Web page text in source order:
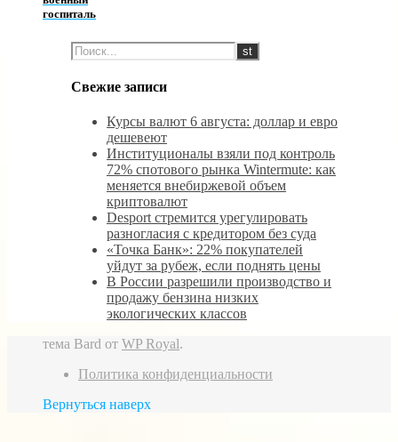
госпиталь
Свежие записи
Курсы валют 6 августа: доллар и евро
дешевеют
Институционалы взяли под контроль
72% спотового рынка Wintermute: как
меняется внебиржевой объем
криптовалют
Desport стремится урегулировать
разногласия с кредитором без суда
«Точка Банк»: 22% покупателей
уйдут за рубеж, если поднять цены
В России разрешили производство и
продажу бензина низких
экологических классов
тема Bard от WP Royal.
Политика конфиденциальности
Вернуться наверх